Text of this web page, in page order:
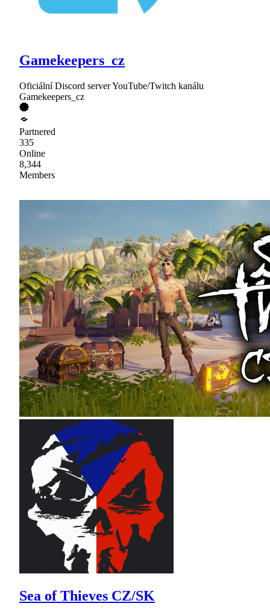
Gamekeepers_cz
Oficiální Discord server YouTube/Twitch kanálu
Gamekeepers_cz
Partnered
335
Online
8,344
Members
Sea of Thieves CZ/SK